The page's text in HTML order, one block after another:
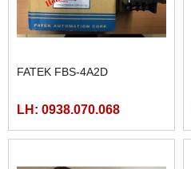
FATEK FBS-4A2D
LH: 0938.070.068